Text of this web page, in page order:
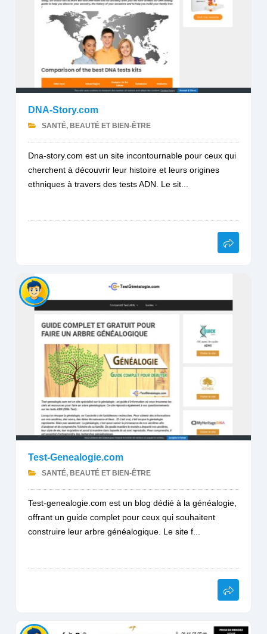
DNA-Story.com
SANTÉ, BEAUTÉ ET BIEN-ÊTRE
Dna-story.com est un site incontournable pour ceux qui
cherchent à découvrir leur histoire et leurs origines
ethniques à travers des tests ADN. Le sit...
Test-Genealogie.com
SANTÉ, BEAUTÉ ET BIEN-ÊTRE
Test-genealogie.com est un blog dédié à la généalogie,
offrant un guide complet pour ceux qui souhaitent
construire leur arbre généalogique. Le site f...